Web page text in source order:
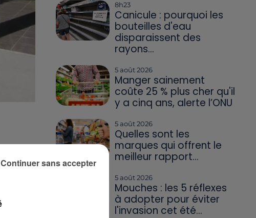
Le
8h23
Canicule : pourquoi les
bouteilles d'eau
disparaissent des
rayons...
5 août 2026
Manger sainement
coûte 25 % plus cher qu'il
y a cinq ans, alerte l’ONU
5 août 2026
Quelles sont les
marques qui offrent le
meilleur rapport...
5 août 2026
Mouches : les 5 réflexes
à adopter pour éviter
l'invasion cet été...
Continuer sans accepter